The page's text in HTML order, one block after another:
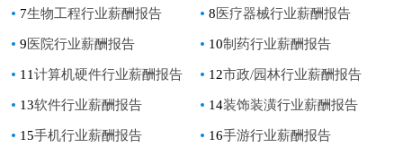
7生物工程行业薪酬报告 8 医疗器械行业薪酬报告
9 医院行业薪酬报告 10制药行业薪酬报告
11计算机硬件行业薪酬报告 12市政/园林行业薪酬报告
13软件行业薪酬报告 14装饰装潢行业薪酬报告
15手机行业薪酬报告 16手游行业薪酬报告